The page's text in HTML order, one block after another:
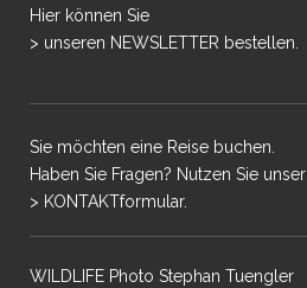
Hier können Sie
> unseren NEWSLETTER bestellen.
Sie möchten eine Reise buchen.
Haben Sie Fragen? Nutzen Sie unser
> KONTAKTformular.
WILDLIFE Photo Stephan Tuengler